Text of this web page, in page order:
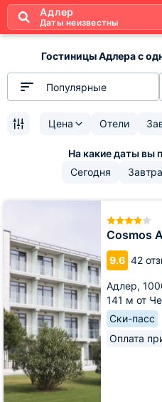
Адлер
Даты неизвестны
Гостиницы Адлера с
Популярные
Цена Отели
Сегодня Завтра
Cosmos
9.6 42
Адлер,
141 м от
Ски-пасс
Оплата
Отель